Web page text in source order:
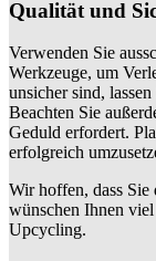
Qualität und
Verwenden Sie
Werkzeuge, um
unsicher sind,
Beachten Sie
Geduld erfordert.
erfolgreich
Wir hoffen, dass
wünschen Ihnen
Upcycling.